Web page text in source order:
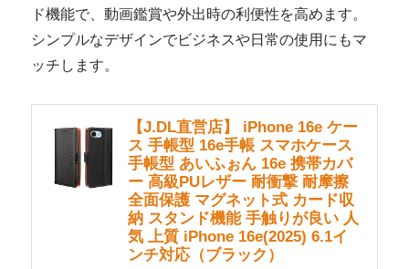
ド機能で、動画鑑賞や外出時の利便性を高めます。
シンプルなデザインでビジネスや日常の使用にもマ
ッチします。
【J.DL直営店】 iPhone 16e ケー
ス 手帳型 16e手帳 スマホケース
手帳型 あいふぉん 16e 携帯カバ
ー 高級PUレザー 耐衝撃 耐摩擦
全面保護 マグネット式 カード収
納 スタンド機能 手触りが良い 人
気 上質 iPhone 16e(2025) 6.1イ
ンチ対応（ブラック）